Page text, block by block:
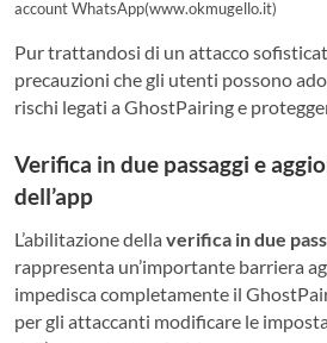
account WhatsApp(www.okmugello.it)
Pur trattandosi di un attacco
precauzioni che gli utenti possono
rischi legati a GhostPairing e
Verifica in due passaggi e
dell’app
L’abilitazione della verifica in due
rappresenta un’importante barriera
impedisca completamente il
per gli attaccanti modificare le